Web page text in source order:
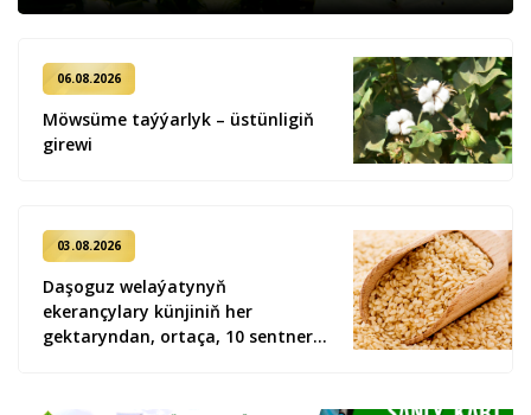
06.08.2026
Möwsüme taýýarlyk – üstünligiň
girewi
03.08.2026
Daşoguz welaýatynyň
ekerançylary künjiniň her
gektaryndan, ortaça, 10 sentner